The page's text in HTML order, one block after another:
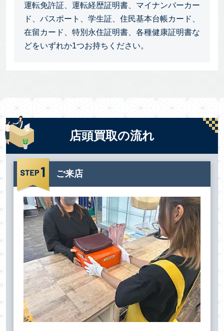
運転免許証、運転経歴証明書、マイナンバーカー
ド、パスポート、学生証、住民基本台帳カード、
在留カード、特別永住証明書、各種健康証明書な
どをいずれか1つお持ちください。
店頭買取の流れ
ご来店